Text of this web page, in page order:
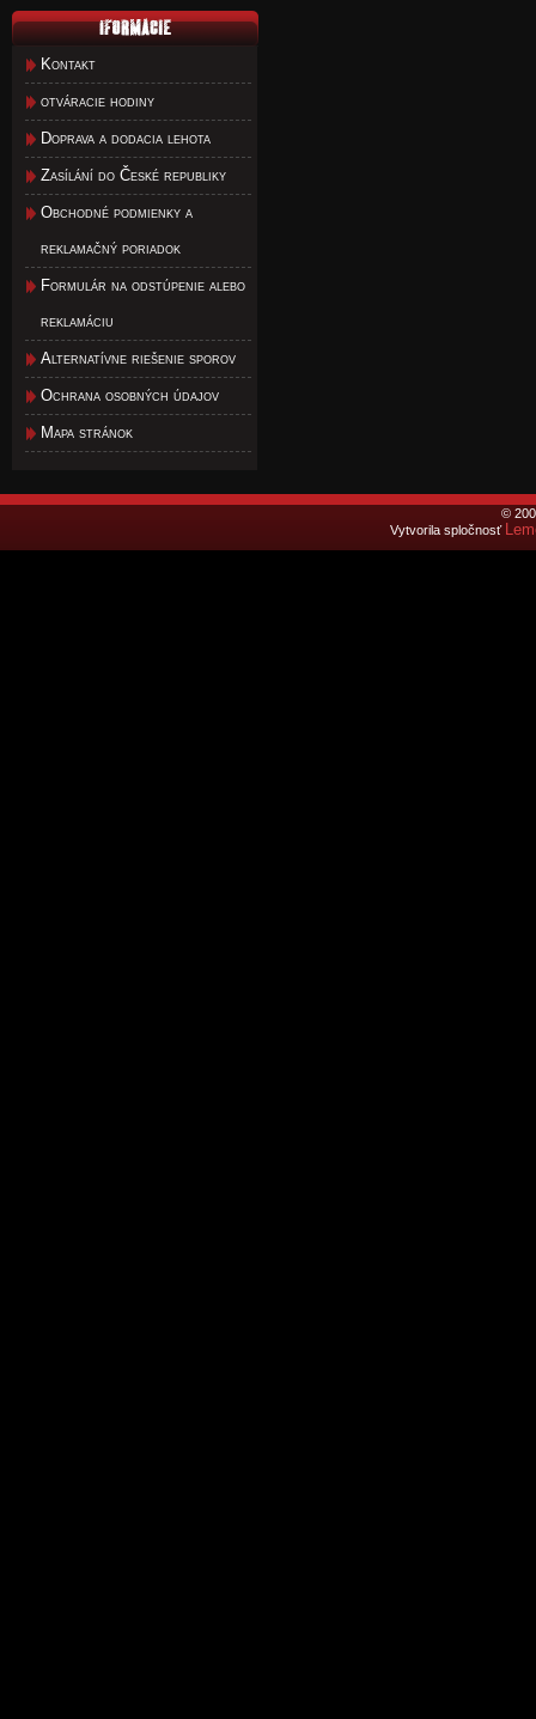
Kontakt
otváracie hodiny
Doprava a dodacia lehota
Zasílání do České republiky
Obchodné podmienky a
reklamačný poriadok
Formulár na odstúpenie alebo
reklamáciu
Alternatívne riešenie sporov
Ochrana osobných údajov
Mapa stránok
©
Vytvorila spločnosť